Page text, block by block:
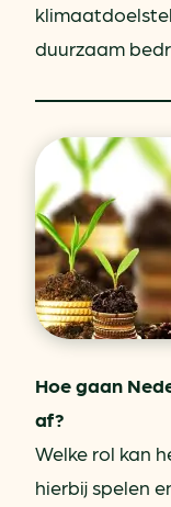
duurzaam
Hoe gaan
af?
Welke rol kan
hierbij spelen